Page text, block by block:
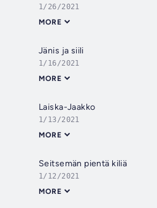
1/26/2021
MORE
Jänis ja siili
1/16/2021
MORE
Laiska-Jaakko
1/13/2021
MORE
Seitsemän pientä kiliä
1/12/2021
MORE